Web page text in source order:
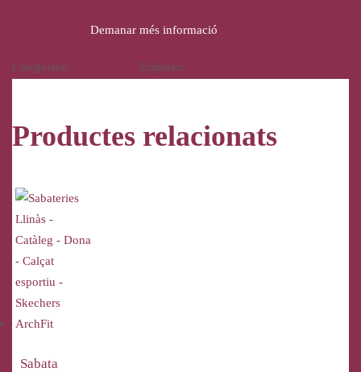
Demanar més informació
Categories: , Etiqueta:
Productes relacionats
Sabata